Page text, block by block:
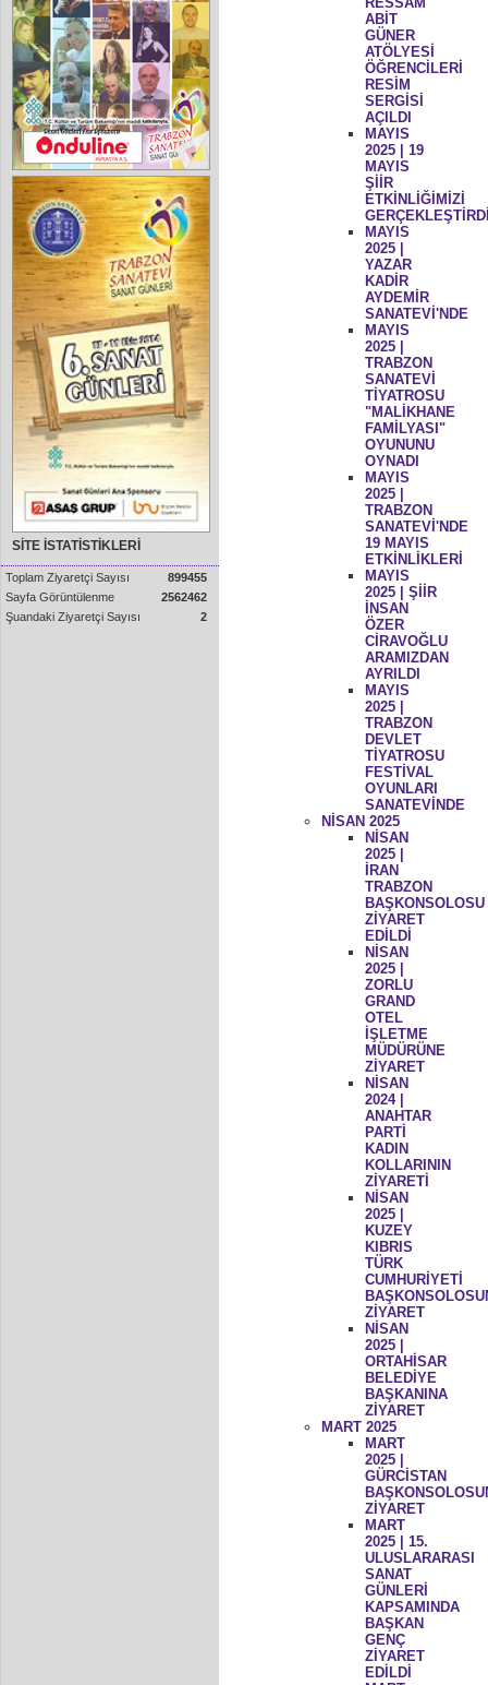
SİTE İSTATİSTİKLERİ
Toplam Ziyaretçi Sayısı
899455
Sayfa Görüntülenme
2562462
Şuandaki Ziyaretçi Sayısı
2
ABİT
GÜNER
ATÖLYESİ
ÖĞRENCİLERİ
RESİM
SERGİSİ
AÇILDI
MAYIS
2025 | 19
MAYIS
ŞİİR
ETKİNLİĞİMİZİ
MAYIS
2025 |
YAZAR
KADİR
AYDEMİR
SANATEVİ'NDE
MAYIS
2025 |
TRABZON
SANATEVİ
TİYATROSU
"MALİKHANE
FAMİLYASI"
OYUNUNU
OYNADI
MAYIS
2025 |
TRABZON
SANATEVİ'NDE
19 MAYIS
ETKİNLİKLERİ
MAYIS
2025 | ŞİİR
İNSAN
ÖZER
CİRAVOĞLU
ARAMIZDAN
AYRILDI
MAYIS
2025 |
TRABZON
DEVLET
TİYATROSU
FESTİVAL
OYUNLARI
SANATEVİNDE
NİSAN 2025
NİSAN
2025 |
İRAN
TRABZON
BAŞKONSOLOSU
ZİYARET
EDİLDİ
NİSAN
2025 |
ZORLU
GRAND
OTEL
İŞLETME
MÜDÜRÜNE
ZİYARET
NİSAN
2024 |
ANAHTAR
PARTİ
KADIN
KOLLARININ
ZİYARETİ
NİSAN
2025 |
KUZEY
KIBRIS
TÜRK
CUMHURİYETİ
ZİYARET
NİSAN
2025 |
ORTAHİSAR
BELEDİYE
BAŞKANINA
ZİYARET
MART 2025
MART
2025 |
GÜRCİSTAN
ZİYARET
MART
2025 | 15.
ULUSLARARASI
SANAT
GÜNLERİ
KAPSAMINDA
BAŞKAN
GENÇ
ZİYARET
EDİLDİ